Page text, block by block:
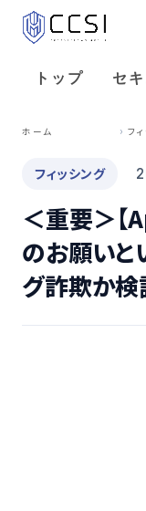
トップ セ
ホーム フ
フィッシング
＜重要＞【
のお願いと
グ詐欺か検